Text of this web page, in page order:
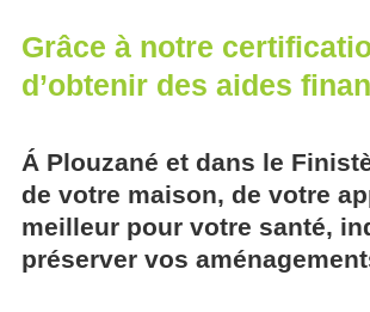
Grâce à notre
d’obtenir des aides
Á Plouzané et dans le
de votre maison, de votre
meilleur pour votre santé,
préserver vos